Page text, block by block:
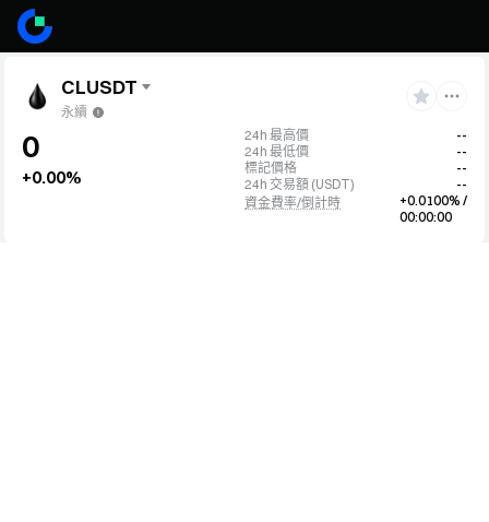
CLUSDT
永續
0
+0.00%
24h 最高價
--
24h 最低價
--
標記價格
--
24h 交易額 (USDT)
--
資金費率/倒計時
+0.0100% /
00:00:00